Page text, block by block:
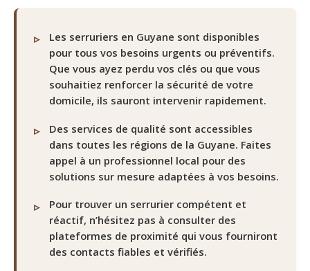
Les serruriers en Guyane sont disponibles
pour tous vos besoins urgents ou préventifs.
Que vous ayez perdu vos clés ou que vous
souhaitiez renforcer la sécurité de votre
domicile, ils sauront intervenir rapidement.
Des services de qualité sont accessibles
dans toutes les régions de la Guyane. Faites
appel à un professionnel local pour des
solutions sur mesure adaptées à vos besoins.
Pour trouver un serrurier compétent et
réactif, n’hésitez pas à consulter des
plateformes de proximité qui vous fourniront
des contacts fiables et vérifiés.